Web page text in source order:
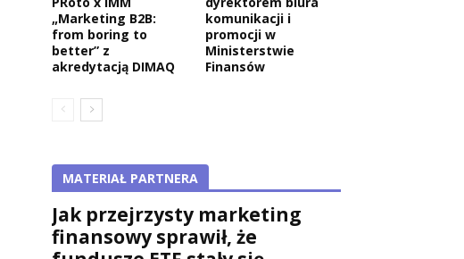
„Marketing B2B:
from boring to
better” z
akredytacją DIMAQ
komunikacji i
promocji w
Ministerstwie
Finansów
MATERIAŁ PARTNERA
Jak przejrzysty marketing
finansowy sprawił, że